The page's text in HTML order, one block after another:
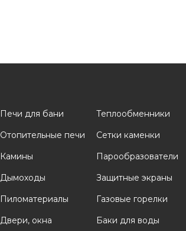
Печи для бани
Отопительные печи
Камины
Дымоходы
Пиломатериалы
Двери, окна
Теплообменники
Сетки каменки
Парообразователи
Защитные экраны
Газовые горелки
Баки для воды